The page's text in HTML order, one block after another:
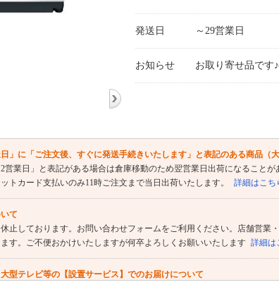
発送日 ～29営業日
お知らせ お取り寄せ品です♪
日」に「ご注文後、すぐに発送手続きいたします」と表記のある商品（
2営業日」と表記がある場合は倉庫移動のため翌営業日出荷になることが
トカード支払いのみ11時ご注文まで当日出荷いたします。
詳細はこち
て
止しております。お問い合わせフォームをご利用ください。店舗営業
す。ご不便おかけいたしますが何卒よろしくお願いいたします 詳細は
型テレビ等の【設置サービス】でのお届けについて